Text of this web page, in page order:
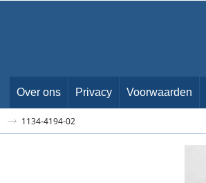
Over ons Privacy Voorwaarden
1134-4194-02